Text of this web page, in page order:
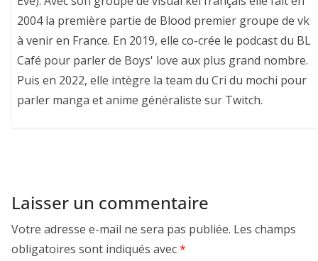
2004 la première partie de Blood premier groupe de vk
à venir en France. En 2019, elle co-crée le podcast du BL
Café pour parler de Boys' love aux plus grand nombre.
Puis en 2022, elle intègre la team du Cri du mochi pour
parler manga et anime généraliste sur Twitch.
Laisser un commentaire
Votre adresse e-mail ne sera pas publiée. Les champs
obligatoires sont indiqués avec*